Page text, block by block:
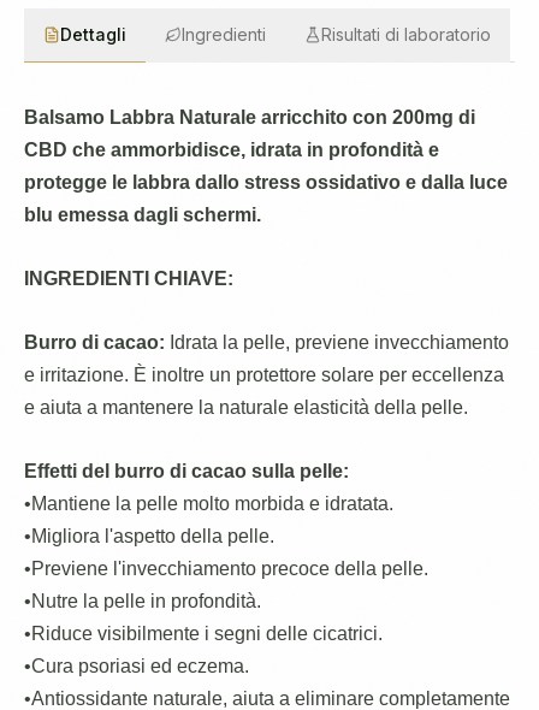
Dettagli Ingredienti Risultati di laboratorio
Balsamo Labbra Naturale arricchito con 200mg di
CBD che ammorbidisce, idrata in profondità e
protegge le labbra dallo stress ossidativo e dalla luce
blu emessa dagli schermi.
INGREDIENTI CHIAVE:
Burro di cacao: Idrata la pelle, previene invecchiamento
e irritazione. È inoltre un protettore solare per eccellenza
e aiuta a mantenere la naturale elasticità della pelle.
Effetti del burro di cacao sulla pelle:
•Mantiene la pelle molto morbida e idratata.
•Migliora l'aspetto della pelle.
•Previene l'invecchiamento precoce della pelle.
•Nutre la pelle in profondità.
•Riduce visibilmente i segni delle cicatrici.
•Cura psoriasi ed eczema.
•Antiossidante naturale, aiuta a eliminare completamente